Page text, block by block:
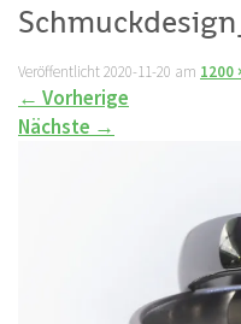
Veröffentlicht2020-11-20 am 1200
← Vorherige
Nächste →